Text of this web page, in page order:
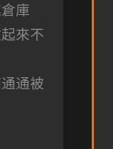
庫
來不
通被